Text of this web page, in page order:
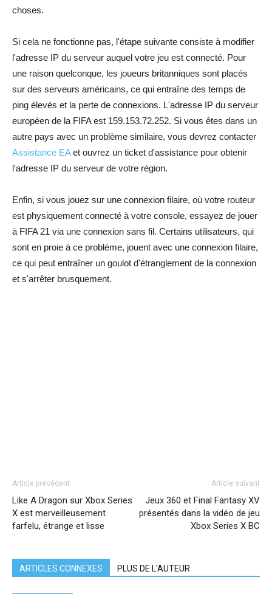
choses.
Si cela ne fonctionne pas, l'étape suivante consiste à modifier
l'adresse IP du serveur auquel votre jeu est connecté. Pour
une raison quelconque, les joueurs britanniques sont placés
sur des serveurs américains, ce qui entraîne des temps de
ping élevés et la perte de connexions. L'adresse IP du serveur
européen de la FIFA est 159.153.72.252. Si vous êtes dans un
autre pays avec un problème similaire, vous devrez contacter
Assistance EAet ouvrez un ticket d'assistance pour obtenir
l'adresse IP du serveur de votre région.
Enfin, si vous jouez sur une connexion filaire, où votre routeur
est physiquement connecté à votre console, essayez de jouer
à FIFA 21 via une connexion sans fil. Certains utilisateurs, qui
sont en proie à ce problème, jouent avec une connexion filaire,
ce qui peut entraîner un goulot d'étranglement de la connexion
et s'arrêter brusquement.
Article précédent
Like A Dragon sur Xbox Series
X est merveilleusement
farfelu, étrange et lisse
Article suivant
Jeux 360 et Final Fantasy XV
présentés dans la vidéo de jeu
Xbox Series X BC
ARTICLES CONNEXES PLUS DE L'AUTEUR